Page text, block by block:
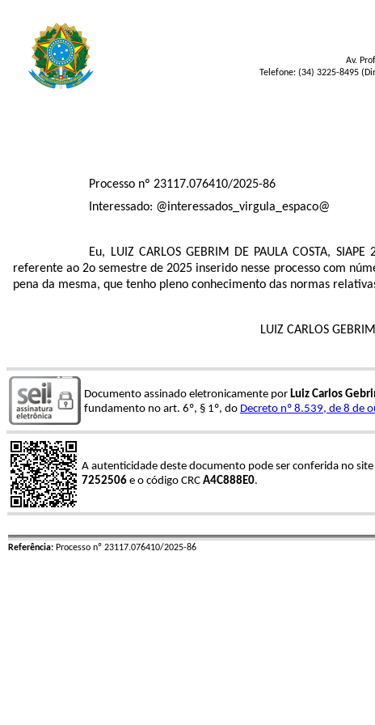
Av.
Telefone: (34) 3225-8495
Processo nº 23117.076410/2025-86
Interessado: @interessados_virgula_espaco@
Eu, LUIZ CARLOS GEBRIM DE PAULA COSTA,
referente ao 2o semestre de 2025 inserido nesse processo com
pena da mesma, que tenho pleno conhecimento das normas
LUIZ CARLOS GEBRIM DE
Documento assinado eletronicamente por Luiz Carlos
fundamento no art. 6º, § 1º, do Decreto nº 8.539, de 8 de
A autenticidade deste documento pode ser conferida no site
7252506 e o código CRC A4C888E0.
Referência: Processo nº 23117.076410/2025-86